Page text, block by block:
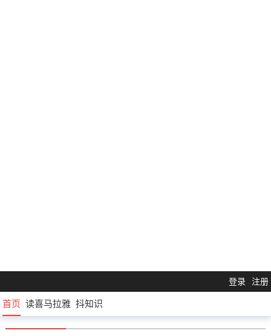
登录 注册
首页 读喜马拉雅 抖知识